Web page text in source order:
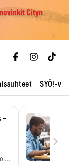
Cityn
SYÖ!-
–
›